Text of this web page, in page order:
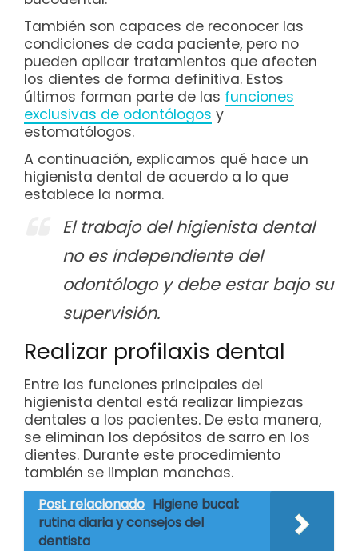
También son capaces de reconocer las
condiciones de cada paciente, pero no
pueden aplicar tratamientos que afecten
los dientes de forma definitiva. Estos
últimos forman parte de las funciones
exclusivas de odontólogos y
estomatólogos.
A continuación, explicamos qué hace un
higienista dental de acuerdo a lo que
establece la norma.
El trabajo del higienista dental
no es independiente del
odontólogo y debe estar bajo su
supervisión.
Realizar profilaxis dental
Entre las funciones principales del
higienista dental está realizar limpiezas
dentales a los pacientes. De esta manera,
se eliminan los depósitos de sarro en los
dientes. Durante este procedimiento
también se limpian manchas.
Post relacionado Higiene bucal:
rutina diaria y consejos del
dentista